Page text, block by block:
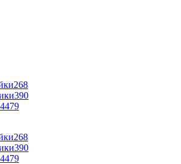
268
390
4479
268
390
4479